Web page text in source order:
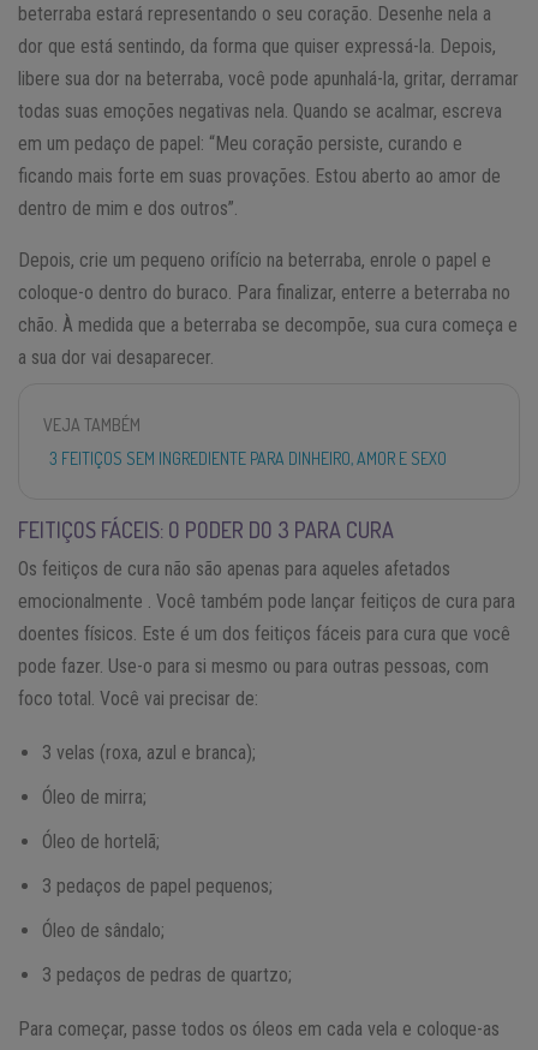
beterraba estará representando o seu coração. Desenhe nela a
dor que está sentindo, da forma que quiser expressá-la. Depois,
libere sua dor na beterraba, você pode apunhalá-la, gritar, derramar
todas suas emoções negativas nela. Quando se acalmar, escreva
em um pedaço de papel: “Meu coração persiste, curando e
ficando mais forte em suas provações. Estou aberto ao amor de
dentro de mim e dos outros”.
Depois, crie um pequeno orifício na beterraba, enrole o papel e
coloque-o dentro do buraco. Para finalizar, enterre a beterraba no
chão. À medida que a beterraba se decompõe, sua cura começa e
a sua dor vai desaparecer.
VEJA TAMBÉM
3 FEITIÇOS SEM INGREDIENTE PARA DINHEIRO, AMOR E SEXO
FEITIÇOS FÁCEIS: O PODER DO 3 PARA CURA
Os feitiços de cura não são apenas para aqueles afetados
emocionalmente . Você também pode lançar feitiços de cura para
doentes físicos. Este é um dos feitiços fáceis para cura que você
pode fazer. Use-o para si mesmo ou para outras pessoas, com
foco total. Você vai precisar de:
3 velas (roxa, azul e branca);
Óleo de mirra;
Óleo de hortelã;
3 pedaços de papel pequenos;
Óleo de sândalo;
3 pedaços de pedras de quartzo;
Para começar, passe todos os óleos em cada vela e coloque-as